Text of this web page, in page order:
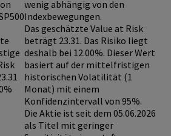
wenig abhängig von den
Indexbewegungen.
Das geschätzte Value at Risk
beträgt 23.31. Das Risiko liegt
deshalb bei 12.00%. Dieser Wert
basiert auf der mittelfristigen
historischen Volatilität (1
Monat) mit einem
Konfidenzintervall von 95%.
Die Aktie ist seit dem 05.06.2026
als Titel mit geringer